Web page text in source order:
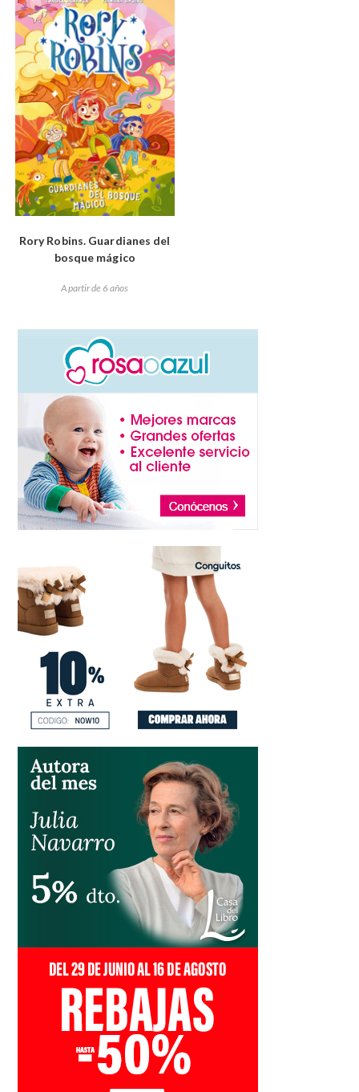
Rory Robins. Guardianes del
bosque mágico
A partir de 6 años